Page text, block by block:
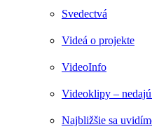
Svedectvá
Videá o projekte
VideoInfo
Videoklipy –
Najbližšie sa